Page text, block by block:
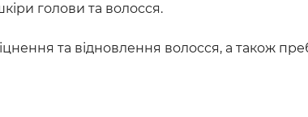
голови та волосся.
та відновлення волосся, а також